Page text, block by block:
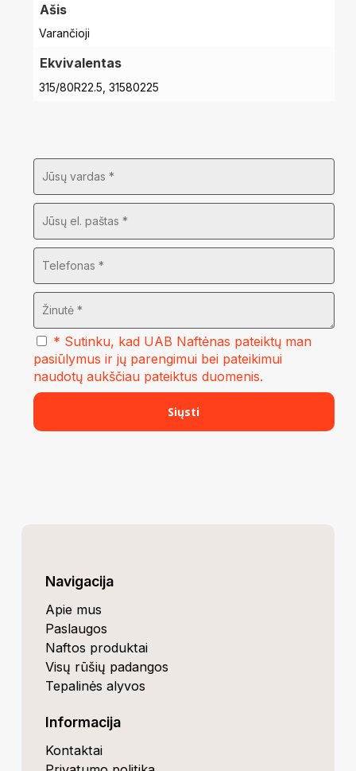
Ašis
Varančioji
Ekvivalentas
315/80R22.5, 31580225
* Sutinku, kad UAB Naftėnas pateiktų man
pasiūlymus ir jų parengimui bei pateikimui
naudotų aukščiau pateiktus duomenis.
Navigacija
Apie mus
Paslaugos
Naftos produktai
Visų rūšių padangos
Tepalinės alyvos
Informacija
Kontaktai